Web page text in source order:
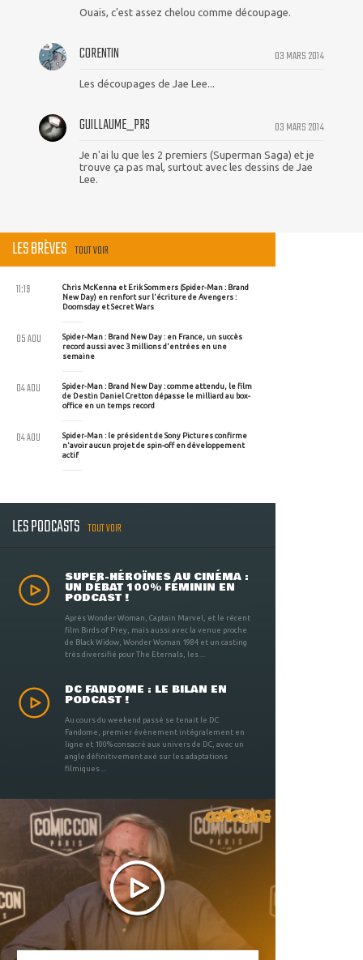
Ouais, c'est assez chelou comme découpage.
03 MARS 2014
CORENTIN
Les découpages de Jae Lee...
03 MARS 2014
GUILLAUME_PRS
Je n'ai lu que les 2 premiers (Superman Saga) et je
trouve ça pas mal, surtout avec les dessins de Jae
Lee.
LES BRÈVES TOUT VOIR
Chris McKenna et Erik Sommers (Spider-Man : Brand
New Day) en renfort sur l'écriture de Avengers :
Doomsday et Secret Wars
11:19
Spider-Man : Brand New Day : en France, un succès
record aussi avec 3 millions d'entrées en une
semaine
05 AOU
Spider-Man : Brand New Day : comme attendu, le film
de Destin Daniel Cretton dépasse le milliard au box-
office en un temps record
04 AOU
Spider-Man : le président de Sony Pictures confirme
n'avoir aucun projet de spin-off en développement
actif
04 AOU
LES PODCASTS TOUT VOIR
SUPER-HÉROÏNES AU CINÉMA :
UN DÉBAT 100% FÉMININ EN
PODCAST !
Après Wonder Woman, Captain Marvel, et le récent
film Birds of Prey, mais aussi avec la venue proche
de Black Widow, Wonder Woman 1984 et un casting
très diversifié pour The Eternals, les ...
DC FANDOME : LE BILAN EN
PODCAST !
Au cours du weekend passé se tenait le DC
Fandome, premier évènement intégralement en
ligne et 100% consacré aux univers de DC, avec un
angle définitivement axé sur les adaptations
filmiques ...